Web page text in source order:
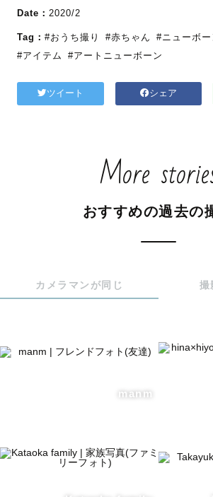
Date： 2020/2
Tag： #おうち撮り #赤ちゃん
#ニューボー
#アイテム
#アートニューボーン
ツイート シェア
More
おすすめの過去の
カメラマンが同じ 撮
manm